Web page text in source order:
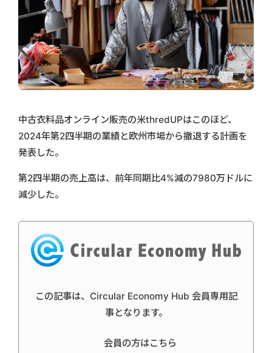
中古衣料品オンライン販売の米thredUPはこのほど、
2024年第2四半期の業績と欧州市場から撤退する計画を
発表した。
第2四半期の売上高は、前年同期比4%減の7980万ドルに
減少した。
この記事は、Circular Economy Hub 会員専用記
事となります。
会員の方はこちら